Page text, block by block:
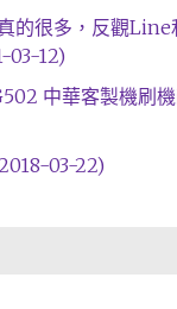
的很多，反觀
03-12)
中華客製機刷
03-22)